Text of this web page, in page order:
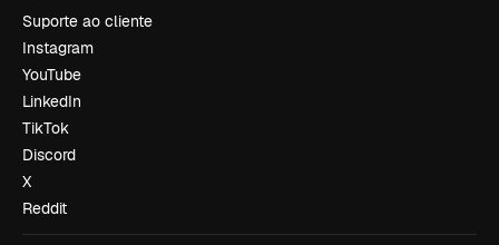
Suporte ao cliente
Instagram
YouTube
LinkedIn
TikTok
Discord
X
Reddit